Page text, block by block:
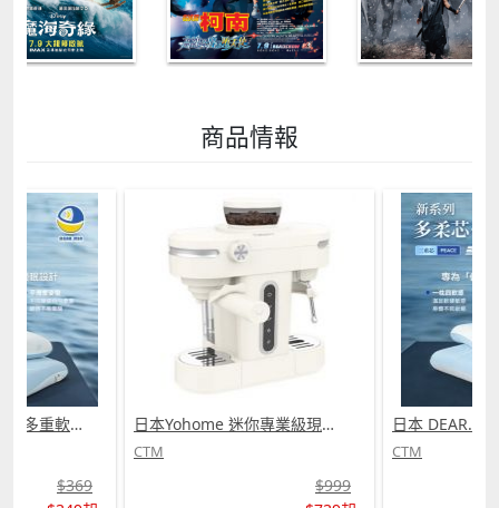
商品情報
日本 DEAR.MIN 雲感多重軟芯柔托緩壓Peace柔眠枕 (需訂貨)
$369
日本Yohome 迷你專業級現磨鮮萃奶泡3合1半自動家庭意式咖啡機 (需訂貨)
CTM
$999
CTM